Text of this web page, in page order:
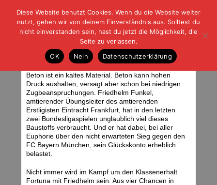
| | |BLOG-GFußball und der Rest
HOME|REGELN|IMPRESSUM |DATENSCHUTZ
Aus 4 mach 3 mach 4
Sonntag, 18.03.07 | 06:52 Uhr
Beton ist ein kaltes Material. Beton kann hohen
Druck aushalten, versagt aber schon bei niedrigen
Zugbeanspruchungen. Friedhelm Funkel,
amtierender Übungsleiter des amtierenden
Erstligisten Eintracht Frankfurt, hat in den letzten
zwei Bundesligaspielen unglaublich viel dieses
Baustoffs verbraucht. Und er hat dabei, bei aller
Euphorie über den nicht erwarteten Sieg gegen den
FC Bayern München, sein Glückskonto erheblich
belastet.
Nicht immer wird im Kampf um den Klassenerhalt
Fortuna mit Friedhelm sein. Aus vier Chancen in
Diese Website benutzt Cookies. Wenn du die Website weiter
nutzt, gehen wir von deinem Einverständnis aus. Solltest du
nicht einverstanden sein, hast du jetzt die Möglichkeit, die
Seite zu verlassen.
OK
Nein Datenschutzerklärung